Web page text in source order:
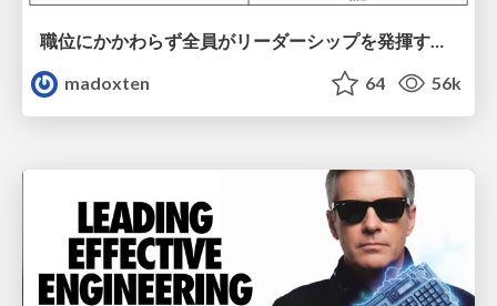
職位にかかわらず全員がリーダーシップを発揮するチーム作り / Building a team where everyone can demonstrate leadership regardless of position
madoxten
64 56k